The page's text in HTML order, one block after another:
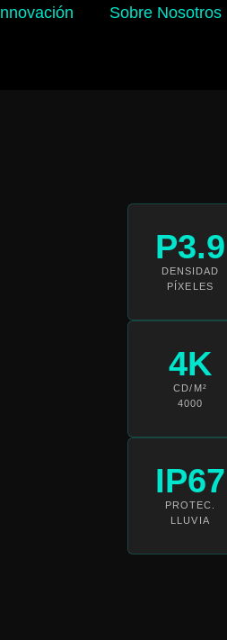
Sobre Nosotros
P3.9
DENSIDAD
PÍXELES
4K
CD/M²
4000
IP67
PROTEC.
LLUVIA